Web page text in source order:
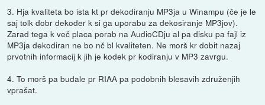
3. Hja kvaliteta bo ista kt pr dekodiranju MP3ja u Winampu (če je le
saj tolk dobr dekoder k si ga uporabu za dekosiranje MP3jov).
Zarad tega k več placa porab na AudioCDju al pa disku pa fajl iz
MP3ja dekodiran ne bo nč bl kvaliteten. Ne morš kr dobit nazaj
prvotnih informacij k jih je kodek pr kodiranju v MP3 zavrgu.
4. To morš pa budale pr RIAA pa podobnih blesavih združenjih
vprašat.